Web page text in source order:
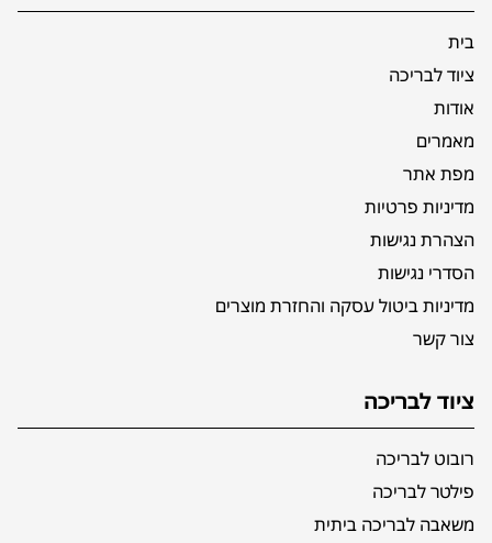
בית
ציוד לבריכה
אודות
מאמרים
מפת אתר
מדיניות פרטיות
הצהרת נגישות
הסדרי נגישות
מדיניות ביטול עסקה והחזרת מוצרים
צור קשר
ציוד לבריכה
רובוט לבריכה
פילטר לבריכה
משאבה לבריכה ביתית